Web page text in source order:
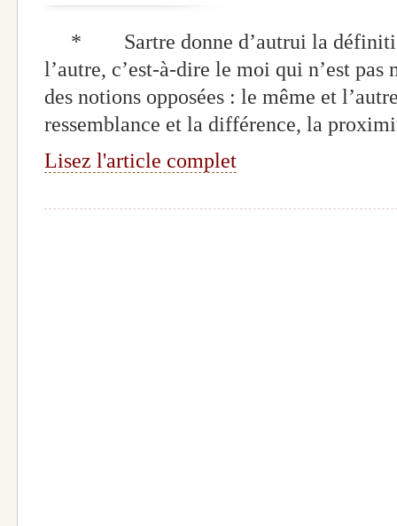
* Sartre donne d’autrui la
l’autre, c’est-à-dire le moi qui n’est
des notions opposées : le même et
ressemblance et la différence, la
Lisez l'article complet